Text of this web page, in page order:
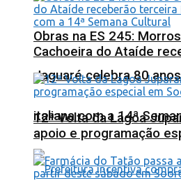
Jaguaré celebra 80
italiana com a 14ª
Obras na ES 245:
Cachoeira do Ataíde
12ª Volta da Lagoa
apoio e programação